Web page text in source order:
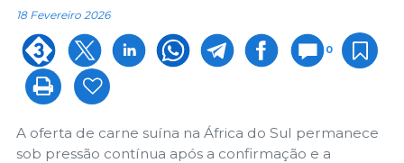
18 Fevereiro 2026
0
A oferta de carne suína na África do Sul permanece
sob pressão contínua após a confirmação e a